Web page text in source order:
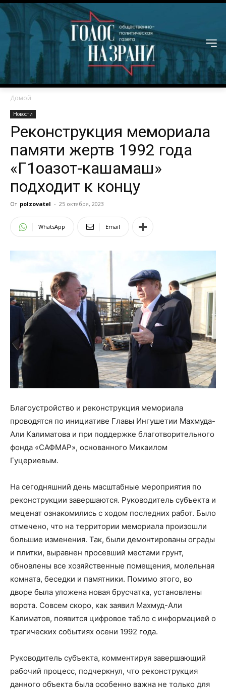
Домой
Новости
Реконструкция мемориала
памяти жертв 1992 года
«Г1оазот-кашамаш»
подходит к концу
От polzovatel - 25 октября, 2023
WhatsApp Email
Благоустройство и реконструкция мемориала
проводятся по инициативе Главы Ингушетии Махмуда-
Али Калиматова и при поддержке благотворительного
фонда «САФМАР», основанного Микаилом
Гуцериевым.
На сегодняшний день масштабные мероприятия по
реконструкции завершаются. Руководитель субъекта и
меценат ознакомились с ходом последних работ. Было
отмечено, что на территории мемориала произошли
большие изменения. Так, были демонтированы ограды
и плитки, выравнен просевший местами грунт,
обновлены все хозяйственные помещения, молельная
комната, беседки и памятники. Помимо этого, во
дворе была уложена новая брусчатка, установлены
ворота. Совсем скоро, как заявил Махмуд-Али
Калиматов, появится цифровое табло с информацией о
трагических событиях осени 1992 года.
Руководитель субъекта, комментируя завершающий
рабочий процесс, подчеркнул, что реконструкция
данного объекта была особенно важна не только для